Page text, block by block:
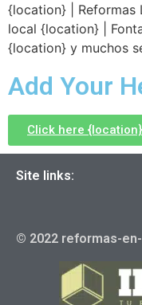
{location} | Reformas
local {location} |
{location} y muchos
Add Your
Click here {location}
Site links:
© 2022 reformas-